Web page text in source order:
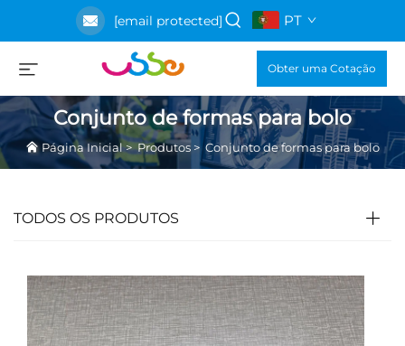
[email protected] PT
Obter uma Cotação
Conjunto de formas para bolo
Página Inicial>Produtos>Conjunto de formas para bolo
TODOS OS PRODUTOS